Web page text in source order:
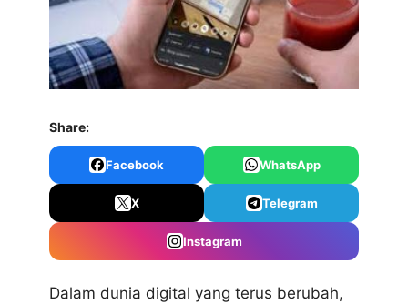
Share:
Facebook WhatsApp
X Telegram
Instagram
Dalam dunia digital yang terus berubah,